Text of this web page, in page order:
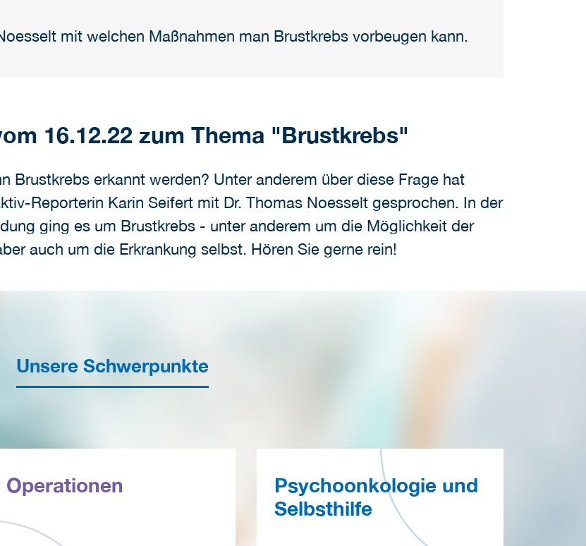
mit welchen Maßnahmen man Brustkrebs vorbeugen kann.
16.12.22 zum Thema "Brustkrebs"
Brustkrebs erkannt werden? Unter anderem über diese Frage hat
Reporterin Karin Seifert mit Dr. Thomas Noesselt gesprochen. In der
ging es um Brustkrebs - unter anderem um die Möglichkeit der
auch um die Erkrankung selbst. Hören Sie gerne rein!
Unsere Schwerpunkte
Operationen
Psychoonkologie und
Selbsthilfe